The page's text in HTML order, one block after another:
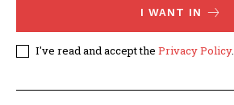
I WANT IN
I've read and accept the Privacy Policy.